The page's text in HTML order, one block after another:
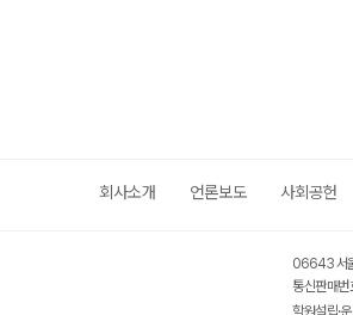
회사소개 언론보도 사회공헌
06643 서
통신판매
학원설립·